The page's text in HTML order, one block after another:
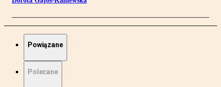
Powiązane
Polecane